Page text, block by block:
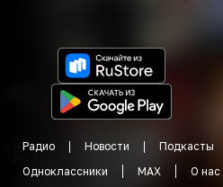
Радио Новости Подкасты
Одноклассники
MAX О нас